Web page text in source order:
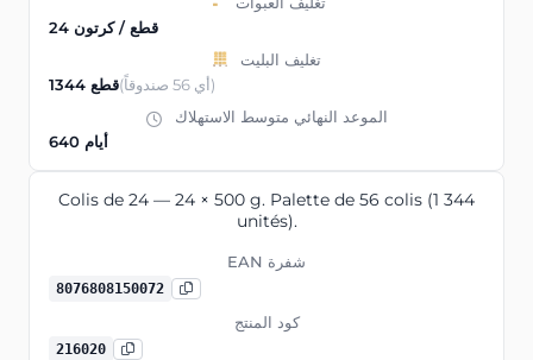
24 قطع / كرتون
تغليف البليت
1344 قطع
(أي 56 صندوقاً)
الموعد النهائي متوسط ​​الاستهلاك
640 أيام
Colis de 24 — 24 × 500 g. Palette de 56 colis (1 344
unités).
EAN شفرة
8076808150072
كود المنتج
216020